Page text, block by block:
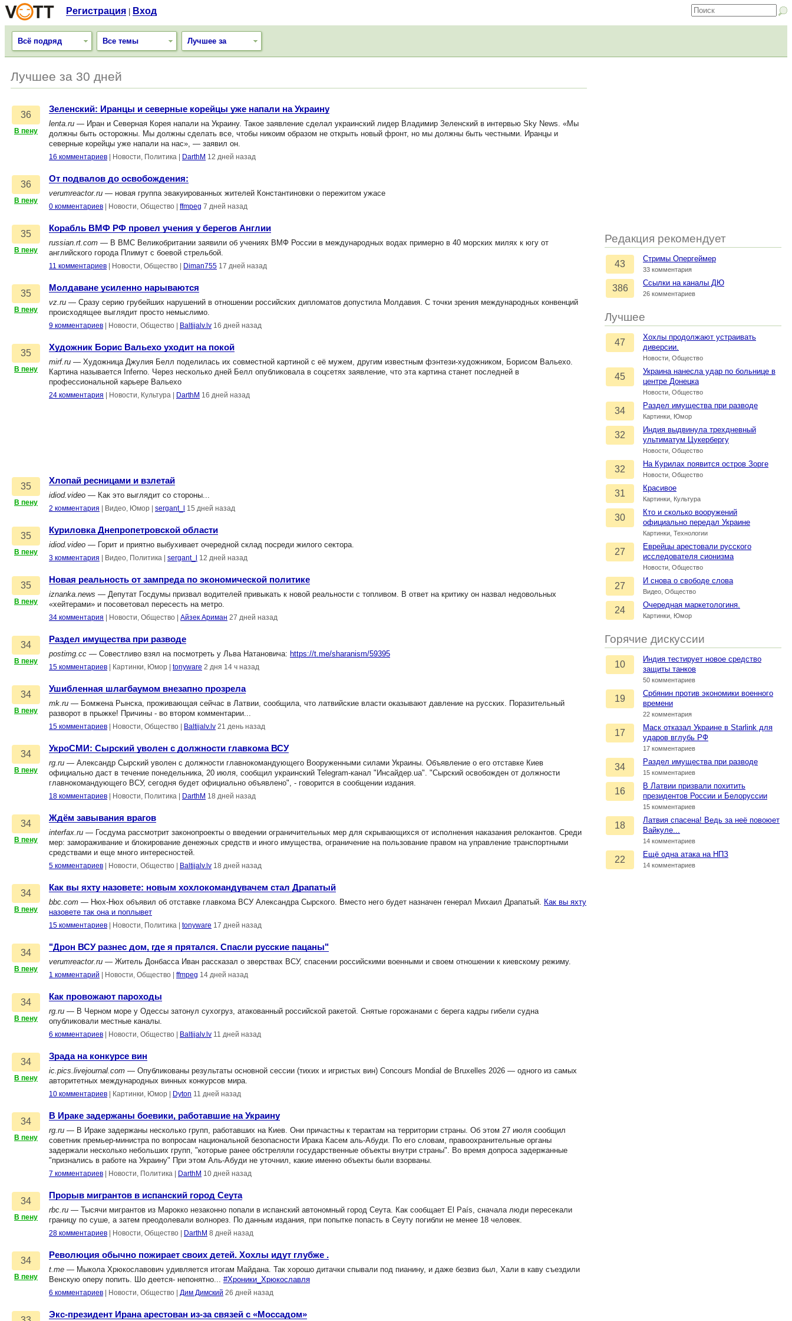
Регистрация Вход
Всё подряд Все темы Лучшее за
Редакция рекомендует
43
Стримы Опергеймер
33 комментария
386
Ссылки на каналы ДЮ
26 комментариев
Лучшее
47
Хохлы продолжают устраивать
диверсии.
Новости, Общество
45
Украина нанесла удар по больнице в
центре Донецка
Новости, Общество
34
Раздел имущества при разводе
Картинки, Юмор
32
Индия выдвинула трехдневный
ультиматум Цукербергу
Новости, Общество
32
На Курилах появится остров Зорге
Новости, Общество
31
Красивое
Картинки, Культура
30
Кто и сколько вооружений
официально передал Украине
Картинки, Технологии
27
Еврейцы арестовали русского
исследователя сионизма
Новости, Общество
27
И снова о свободе слова
Видео, Общество
24
Очередная маркетологиня.
Картинки, Юмор
Горячие дискуссии
10
Индия тестирует новое средство
защиты танков
50 комментариев
19
Србянин против экономики военного
времени
22 комментария
17
Маск отказал Украине в Starlink для
ударов вглубь РФ
17 комментариев
34
Раздел имущества при разводе
15 комментариев
16
В Латвии призвали похитить
президентов России и Белоруссии
15 комментариев
18
Латвия спасена! Ведь за неё повоюет
Вайкуле...
14 комментариев
22
Ещё одна атака на НПЗ
14 комментариев
Лучшее за 30 дней
36
В пену
Зеленский: Иранцы и северные корейцы уже напали на Украину
lenta.ru — Иран и Северная Корея напали на Украину. Такое заявление сделал украинский лидер Владимир Зеленский в интервью Sky News. «Мы
должны быть осторожны. Мы должны сделать все, чтобы никоим образом не открыть новый фронт, но мы должны быть честными. Иранцы и
северные корейцы уже напали на нас», — заявил он.
16 комментариев Новости, Политика DarthM 12 дней назад
36
В пену
От подвалов до освобождения:
verumreactor.ru — новая группа эвакуированных жителей Константиновки о пережитом ужасе
0 комментариев Новости, Общество ffmpeg 7 дней назад
35
В пену
Корабль ВМФ РФ провел учения у берегов Англии
russian.rt.com — В ВМС Великобритании заявили об учениях ВМФ России в международных водах примерно в 40 морских милях к югу от
английского города Плимут с боевой стрельбой.
11 комментариев Новости, Общество Diman755 17 дней назад
35
В пену
Молдаване усиленно нарываются
vz.ru — Сразу серию грубейших нарушений в отношении российских дипломатов допустила Молдавия. С точки зрения международных конвенций
происходящее выглядит просто немыслимо.
9 комментариев Новости, Общество Baltijalv.lv 16 дней назад
35
В пену
Художник Борис Вальехо уходит на покой
mirf.ru — Художница Джулия Белл поделилась их совместной картиной с её мужем, другим известным фэнтези-художником, Борисом Вальехо.
Картина называется Inferno. Через несколько дней Белл опубликовала в соцсетях заявление, что эта картина станет последней в
профессиональной карьере Вальехо
24 комментария Новости, Культура DarthM 16 дней назад
35
В пену
Хлопай ресницами и взлетай
idiod.video — Как это выглядит со стороны...
2 комментария Видео, Юмор sergant_l 15 дней назад
35
В пену
Куриловка Днепропетровской области
idiod.video — Горит и приятно выбухивает очередной склад посреди жилого сектора.
3 комментария Видео, Политика sergant_l 12 дней назад
35
В пену
Новая реальность от зампреда по экономической политике
iznanka.news — Депутат Госдумы призвал водителей привыкать к новой реальности с топливом. В ответ на критику он назвал недовольных
«хейтерами» и посоветовал пересесть на метро.
34 комментария Новости, Общество Айзек Ариман 27 дней назад
34
В пену
Раздел имущества при разводе
postimg.cc — Совестливо взял на посмотреть у Льва Натановича: https://t.me/sharanism/59395
15 комментариев Картинки, Юмор tonyware 2 дня 14 ч назад
34
В пену
Ушибленная шлагбаумом внезапно прозрела
mk.ru — Бомжена Рынска, проживающая сейчас в Латвии, сообщила, что латвийские власти оказывают давление на русских. Поразительный
разворот в прыжке! Причины - во втором комментарии...
15 комментариев Новости, Общество Baltijalv.lv 21 день назад
34
В пену
УкроСМИ: Сырский уволен с должности главкома ВСУ
rg.ru — Александр Сырский уволен с должности главнокомандующего Вооруженными силами Украины. Объявление о его отставке Киев
официально даст в течение понедельника, 20 июля, сообщил украинский Telegram-канал "Инсайдер.ua". "Сырский освобожден от должности
главнокомандующего ВСУ, сегодня будет официально объявлено", - говорится в сообщении издания.
18 комментариев Новости, Политика DarthM 18 дней назад
34
В пену
Ждём завывания врагов
interfax.ru — Госдума рассмотрит законопроекты о введении ограничительных мер для скрывающихся от исполнения наказания релокантов. Среди
мер: замораживание и блокирование денежных средств и иного имущества, ограничение на пользование правом на управление транспортными
средствами и еще много интересностей.
5 комментариев Новости, Общество Baltijalv.lv 18 дней назад
34
В пену
Как вы яхту назовете: новым хохлокомандувачем стал Драпатый
bbc.com — Нюх-Нюх объявил об отставке главкома ВСУ Александра Сырского. Вместо него будет назначен генерал Михаил Драпатый. Как вы яхту
назовете так она и поплывет
15 комментариев Новости, Политика tonyware 17 дней назад
34
В пену
"Дрон ВСУ разнес дом, где я прятался. Спасли русские пацаны"
verumreactor.ru — Житель Донбасса Иван рассказал о зверствах ВСУ, спасении российскими военными и своем отношении к киевскому режиму.
1 комментарий Новости, Общество ffmpeg 14 дней назад
34
В пену
Как провожают пароходы
rg.ru — В Черном море у Одессы затонул сухогруз, атакованный российской ракетой. Снятые горожанами с берега кадры гибели судна
опубликовали местные каналы.
6 комментариев Новости, Общество Baltijalv.lv 11 дней назад
34
В пену
Зрада на конкурсе вин
ic.pics.livejournal.com — Опубликованы результаты основной сессии (тихих и игристых вин) Concours Mondial de Bruxelles 2026 — одного из самых
авторитетных международных винных конкурсов мира.
10 комментариев Картинки, Юмор Dyton 11 дней назад
34
В пену
В Ираке задержаны боевики, работавшие на Украину
rg.ru — В Ираке задержаны несколько групп, работавших на Киев. Они причастны к терактам на территории страны. Об этом 27 июля сообщил
советник премьер-министра по вопросам национальной безопасности Ирака Касем аль-Абуди. По его словам, правоохранительные органы
задержали несколько небольших групп, "которые ранее обстреляли государственные объекты внутри страны". Во время допроса задержанные
"признались в работе на Украину" При этом Аль-Абуди не уточнил, какие именно объекты были взорваны.
7 комментариев Новости, Политика DarthM 10 дней назад
34
В пену
Прорыв мигрантов в испанский город Сеута
rbc.ru — Тысячи мигрантов из Марокко незаконно попали в испанский автономный город Сеута. Как сообщает El País, сначала люди пересекали
границу по суше, а затем преодолевали волнорез. По данным издания, при попытке попасть в Сеуту погибли не менее 18 человек.
28 комментариев Новости, Общество DarthM 8 дней назад
34
В пену
Революция обычно пожирает своих детей. Хохлы идут глубже .
t.me — Мыкола Хрюкославович удивляется итогам Майдана. Так хорошо дитачки спывали под пианину, и даже безвиз был, Хали в каву съездили
Венскую оперу попить. Шо деется- непонятно... #Хроники_Хрюкославля
6 комментариев Новости, Общество Дим Димский 26 дней назад
Экс-президент Ирана арестован из-за связей с «Моссадом»